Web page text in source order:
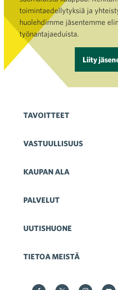
toimintaedellytyksiä ja
huolehdimme jäsentemme
työnantajaeduista.
Liity
TAVOITTEET
VASTUULLISUUS
KAUPAN ALA
PALVELUT
UUTISHUONE
TIETOA MEISTÄ